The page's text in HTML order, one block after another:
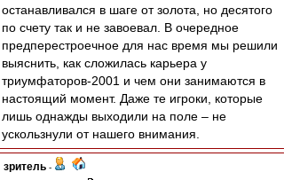
останавливался в шаге от золота, но десятого
по счету так и не завоевал. В очередное
предперестроечное для нас время мы решили
выяснить, как сложилась карьера у
триумфаторов-2001 и чем они занимаются в
настоящий момент. Даже те игроки, которые
лишь однажды выходили на поле – не
ускользнули от нашего внимания.
зpитель -